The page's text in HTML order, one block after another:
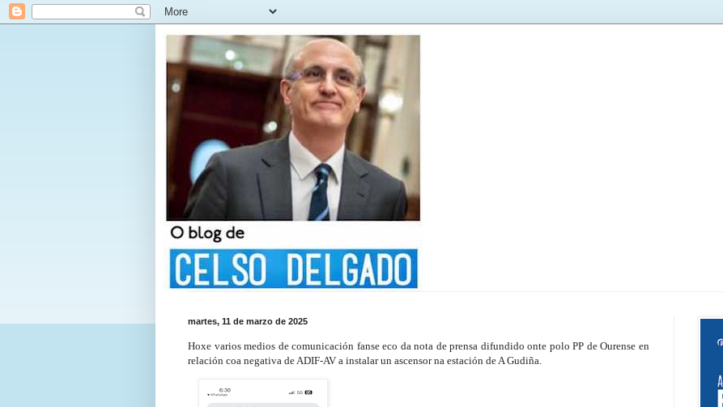
martes, 11 de marzo de 2025
Hoxe varios medios de comunicación fanse eco da nota de prensa difundido onte polo PP de Ourense en
relación coa negativa de ADIF-AV a instalar un ascensor na estación de A Gudiña.